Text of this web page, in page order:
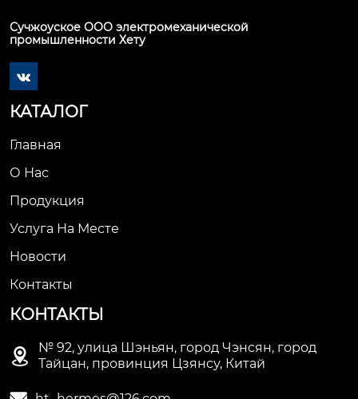
Сучжоуское ООО электромеханической
промышленности Хету

КАТАЛОГ
Главная
О Нас
Продукция
Услуга На Месте
Новости
Контакты
КОНТАКТЫ

№ 92, улица Шэньян, город Чэнсян, город
Тайцан, провинция Цзянсу, Китай